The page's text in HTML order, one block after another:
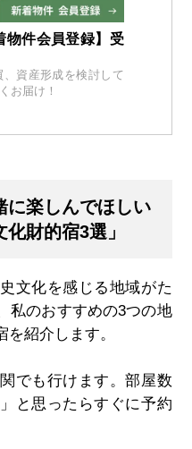
物件会員登録】受
資産形成を検討して
お届け！
に楽しんでほしい
化財的宿3選」
文化を感じる地域がた
私のおすすめの3つの地
紹介します。
でも行けます。部屋数
と思ったらすぐに予約